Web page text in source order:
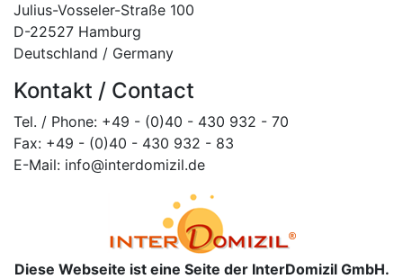
Julius-Vosseler-Straße 100
D-22527 Hamburg
Deutschland / Germany
Kontakt / Contact
Tel. / Phone: +49 - (0)40 - 430 932 - 70
Fax: +49 - (0)40 - 430 932 - 83
E-Mail: info@interdomizil.de
Diese Webseite ist eine Seite der InterDomizil GmbH.